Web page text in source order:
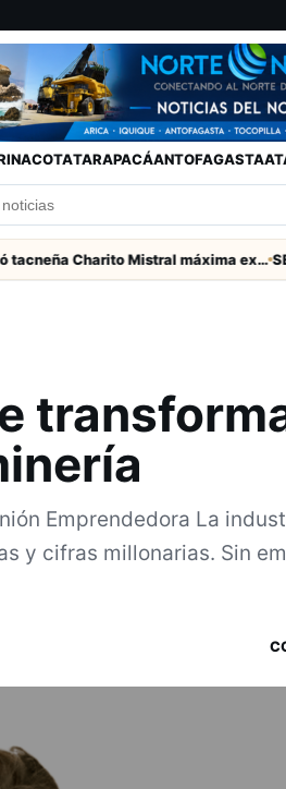
TARAPACÁANTOFAGASTA
Murió tacneña Charito Mistral máxima exponente de la música criolla durante 50 años
Emprendedora La
y cifras millonarias. Sin